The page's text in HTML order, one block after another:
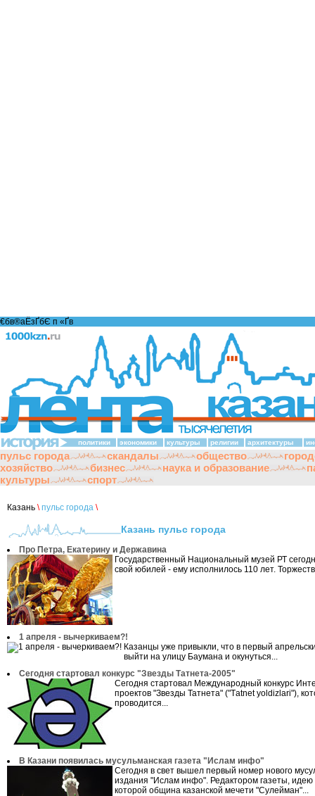
€бв®аЁзҐбЄ п «Ґ­в
политики экономики культуры религии архитектуры
пульс города скандалы общество
хозяйство
бизнес наука и образование
культуры
спорт
Казань \ пульс города \
Казань пульс города
Про Петра, Екатерину и Державина
Государственный Национальный музей РТ
свой юбилей - ему исполнилось 110 лет.
1 апреля - вычеркиваем?!
Казанцы уже привыкли, что в первый
выйти на улицу Баумана и окунуться...
Сегодня стартовал конкурс "Звезды Татнета-2005"
Сегодня стартовал Международный конкурс
проектов "Звезды Татнета" ("Тatnet yoldizlari"),
проводится...
В Казани появилась мусульманская газета "Ислам инфо"
Сегодня в свет вышел первый номер нового
издания "Ислам инфо". Редактором газеты, идею
которой община казанской мечети "Сулейман"...